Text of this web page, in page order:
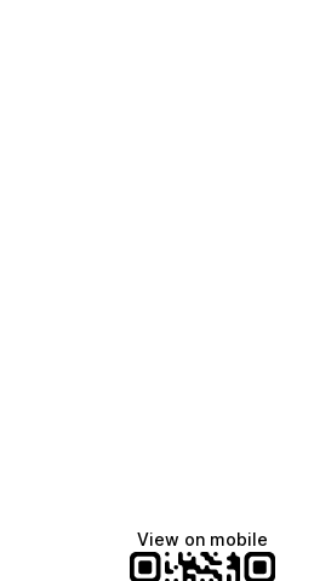
View on mobile